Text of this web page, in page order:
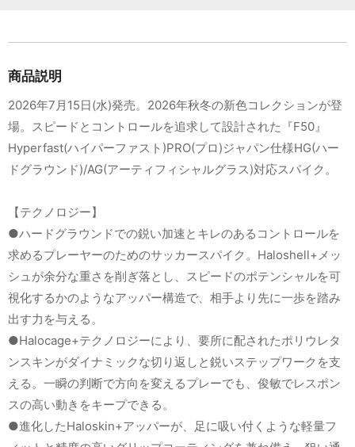
商品説明
2026年7月15日(水)発売。2026年秋冬の新色コレクションが登
場。スピードとコントロールを追求して設計された『F50』
Hyperfast(ハイパーファスト)PRO(プロ)ジャパン仕様HG(ハー
ドグラウンド)/AG(アーティフィシャルグラス)対応スパイク。
【テクノロジー】
●ハードグラウンドでの鋭い加速とキレのあるコントロールを
求めるプレーヤーのためのサッカースパイク。Haloshell+メッ
シュが余分な重さを削ぎ落とし、スピードのポテンシャルを可
視化するかのようなアッパー構造で、相手より先に一歩を踏み
出す力を与える。
●Halocage+テクノロジーにより、要所に配されたポリウレタ
ンスキンがダイナミックな切り返しと鋭いステップワークを支
える。一瞬の判断で方向を変えるプレーでも、俊敏でレスポン
スの高い動きをキープできる。
●進化したHaloskin+アッパーが、足に吸い付くような軽量フ